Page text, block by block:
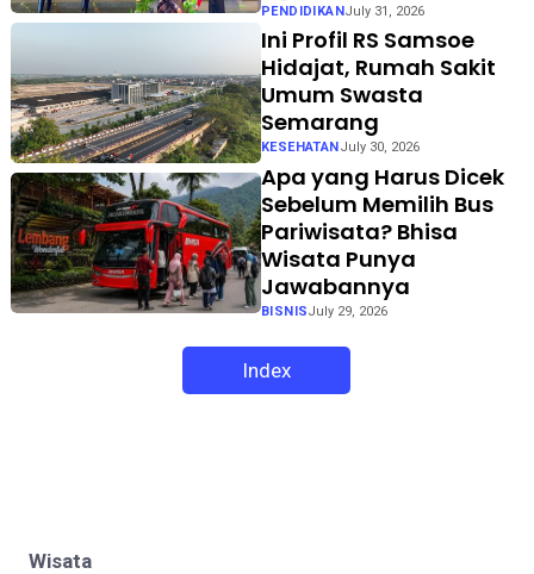
PENDIDIKANJuly 31, 2026
Ini Profil RS Samsoe
Hidajat, Rumah Sakit
Umum Swasta
Semarang
KESEHATAN July 30, 2026
Apa yang Harus Dicek
Sebelum Memilih Bus
Pariwisata? Bhisa
Wisata Punya
Jawabannya
BISNISJuly 29, 2026
Index
Wisata